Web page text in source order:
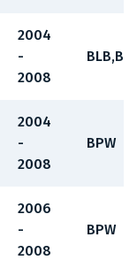
2004
-
2008
2004
-
2008
BPW
2006
-
2008
BPW